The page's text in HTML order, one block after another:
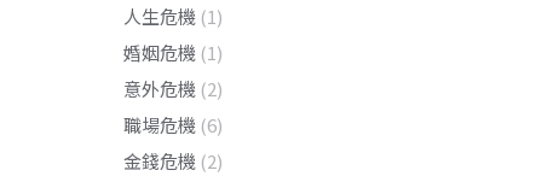
人生危機 (1)
婚姻危機 (1)
意外危機 (2)
職場危機 (6)
金錢危機 (2)